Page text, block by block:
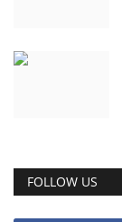
FOLLOW US